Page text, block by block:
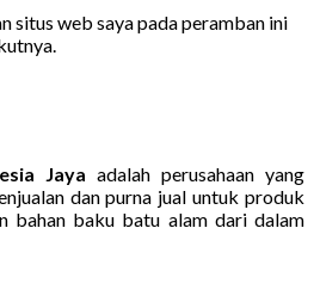
situs web saya pada peramban ini
Jaya adalah perusahaan yang
dan purna jual untuk produk
bahan baku batu alam dari dalam